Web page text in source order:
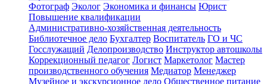
Фотограф Эколог Экономика и финансы Юрист
Повышение квалификации
Административно-хозяйственная деятельность
Библиотечное дело Бухгалтер Воспитатель ГО и ЧС
Госслужащий Делопроизводство Инструктор автошколы
Коррекционный педагог Логист Маркетолог Мастер
производственного обучения Медиатор Менеджер
Музейное и экскурсионное дело Общественное питание